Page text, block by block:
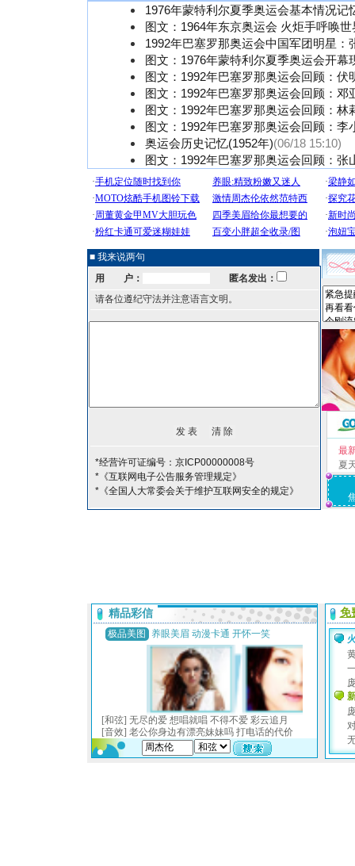
1976年蒙特利尔夏季奥运会基本情况记
图文：1964年东京奥运会 火炬手呼唤世
1992年巴塞罗那奥运会中国军团明星：
图文：1976年蒙特利尔夏季奥运会开幕
图文：1992年巴塞罗那奥运会回顾：伏
图文：1992年巴塞罗那奥运会回顾：邓
图文：1992年巴塞罗那奥运会回顾：林
图文：1992年巴塞罗那奥运会回顾：李
奥运会历史记忆(1952年)(06/18 15:10)
图文：1992年巴塞罗那奥运会回顾：张
■ 我来说两句
用 户：
匿名发出：
请各位遵纪守法并注意语言文明。
*经营许可证编号：京ICP00000008号
*《互联网电子公告服务管理规定》
*《全国人大常委会关于维护互联网安全的规定》
最
夏